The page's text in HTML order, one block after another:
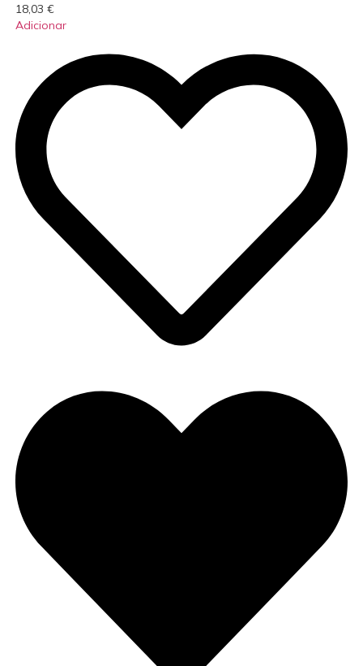
18,03 €
Adicionar